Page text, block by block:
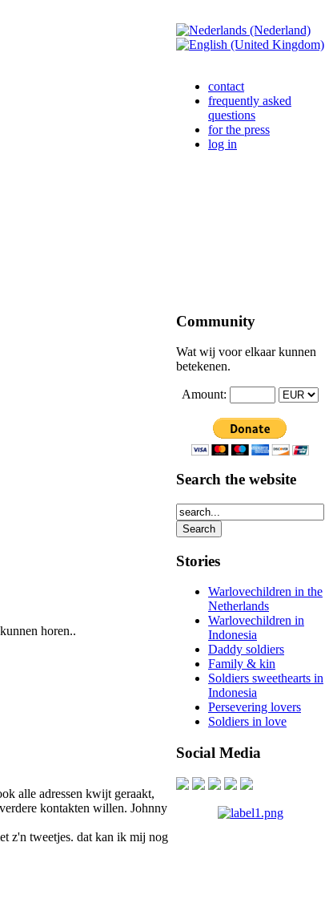
contact
frequently asked
questions
for the press
log in
horen..
alle adressen kwijt geraakt,
kontakten willen. Johnny
z'n tweetjes. dat kan ik mij nog
Community
Wat wij voor elkaar kunnen
betekenen.
Amount:
Search the website
Stories
Warlovechildren in the
Netherlands
Warlovechildren in
Indonesia
Daddy soldiers
Family & kin
Soldiers sweethearts in
Indonesia
Persevering lovers
Soldiers in love
Social Media